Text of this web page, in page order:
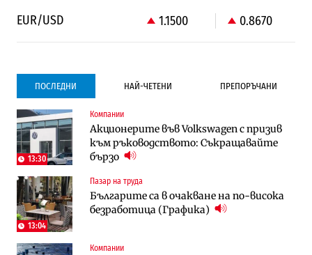
EUR/USD
1.1500 0.8670
ПОСЛЕДНИ НАЙ-ЧЕТЕНИ ПРЕПОРЪЧАНИ
13:30
Компании
Акционерите във Volkswagen с призив
към ръководството: Съкращавайте
бързо
13:04
Пазар на труда
Българите са в очакване на по-висока
безработица (Графика)
Компании
Градоустройство
Столична община избра изпълнител за
преместването на трамвайното
трасе по бул. „Скобелев“
Компании
Vivacom предлага над 150 устройства с
90% отстъпка през август
Енергетика
Компании
Vivacom предлага над 150 устройства с
90% отстъпка през август
To:know
Последни дни с обозначаване на цените
в лева: Какво предстои?
Градоустройство